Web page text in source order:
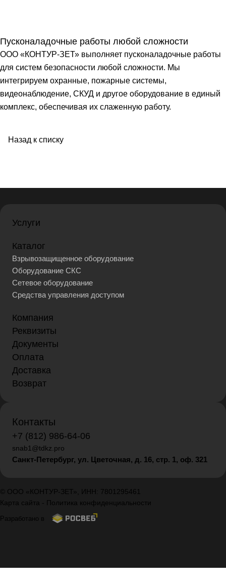
Пусконаладочные работы любой сложности
ООО «КОНТУР-ЗЕТ» выполняет пусконаладочные работы
для систем безопасности любой сложности. Мы
интегрируем охранные, пожарные системы,
видеонаблюдение, СКУД и другое оборудование в единый
комплекс, обеспечивая их слаженную работу.
Назад к списку
Услуги
Каталог
Взрывозащищенное оборудование
Оборудование СКС
Сетевое оборудование
Средства управления доступом
Компания
Реквизиты
Документы
Оплата
Доставка
Возврат
Контакты
+7 (812) 986-64-06
snab1@tdkz.pro
Санкт-Петербург, ул. Цветочная, д. 16, стр. 1, оф. 321
© ООО «КОНТУР-ЗЕТ», ИНН: 7801295461
Карта сайта - Политика конфиденциальности
Разработано в